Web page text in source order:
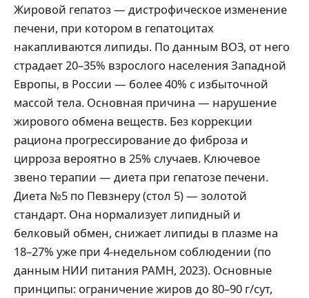
Жировой гепатоз — дистрофическое изменение
печени, при котором в гепатоцитах
накапливаются липиды. По данным ВОЗ, от него
страдает 20–35% взрослого населения Западной
Европы, в России — более 40% с избыточной
массой тела. Основная причина — нарушение
жирового обмена веществ. Без коррекции
рациона прогрессирование до фиброза и
цирроза вероятно в 25% случаев. Ключевое
звено терапии — диета при гепатозе печени.
Диета №5 по Певзнеру (стол 5) — золотой
стандарт. Она нормализует липидный и
белковый обмен, снижает липиды в плазме на
18–27% уже при 4-недельном соблюдении (по
данным НИИ питания РАМН, 2023). Основные
принципы: ограничение жиров до 80–90 г/сут,